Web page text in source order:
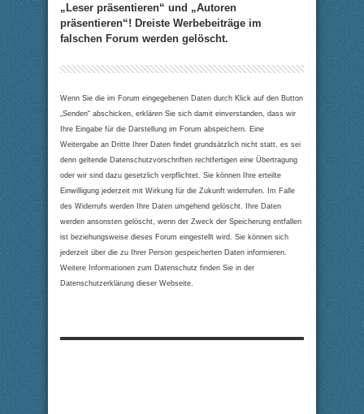
„Leser präsentieren“ und „Autoren
präsentieren“! Dreiste Werbebeiträge im
falschen Forum werden gelöscht.
Wenn Sie die im Forum eingegebenen Daten durch Klick auf den Button
„Senden“ abschicken, erklären Sie sich damit einverstanden, dass wir
Ihre Eingabe für die Darstellung im Forum abspeichern. Eine
Weitergabe an Dritte Ihrer Daten findet grundsätzlich nicht statt, es sei
denn geltende Datenschutzvorschriften rechtfertigen eine Übertragung
oder wir sind dazu gesetzlich verpflichtet. Sie können Ihre erteilte
Einwilligung jederzeit mit Wirkung für die Zukunft widerrufen. Im Falle
des Widerrufs werden Ihre Daten umgehend gelöscht. Ihre Daten
werden ansonsten gelöscht, wenn der Zweck der Speicherung entfallen
ist beziehungsweise dieses Forum eingestellt wird. Sie können sich
jederzeit über die zu Ihrer Person gespeicherten Daten informieren.
Weitere Informationen zum Datenschutz finden Sie in der
Datenschutzerklärung dieser Webseite.